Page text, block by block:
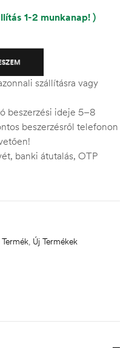
1-2 munkanap! )
szállításra vagy
beszerzési ideje 5–8
beszerzésről telefonon
banki átutalás, OTP
, Új Termékek